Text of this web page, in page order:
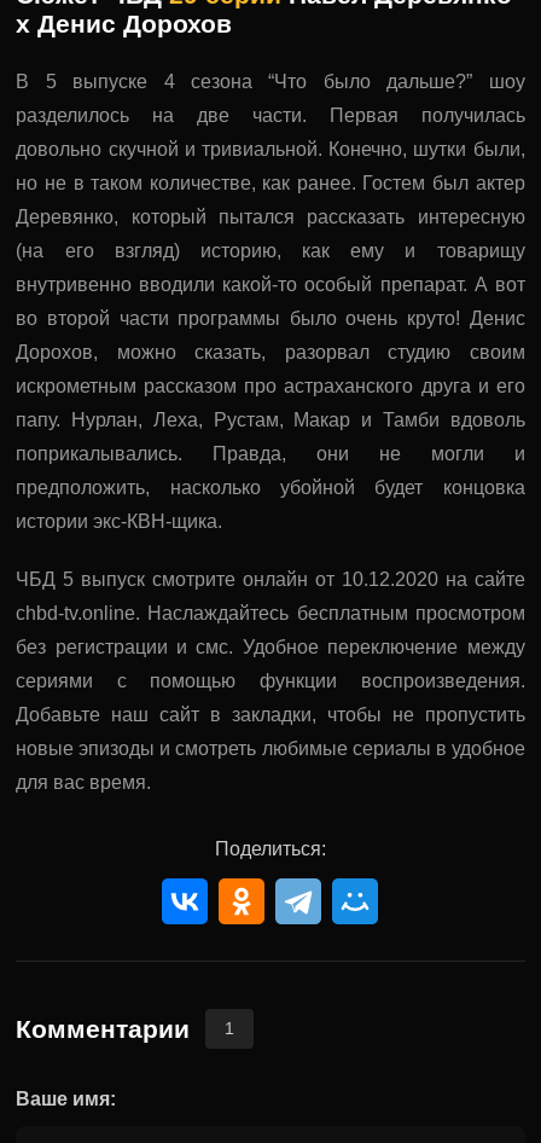
x Денис Дорохов
В 5 выпуске 4 сезона “Что было дальше?” шоу
разделилось на две части. Первая получилась
довольно скучной и тривиальной. Конечно, шутки были,
но не в таком количестве, как ранее. Гостем был актер
Деревянко, который пытался рассказать интересную
(на его взгляд) историю, как ему и товарищу
внутривенно вводили какой-то особый препарат. А вот
во второй части программы было очень круто! Денис
Дорохов, можно сказать, разорвал студию своим
искрометным рассказом про астраханского друга и его
папу. Нурлан, Леха, Рустам, Макар и Тамби вдоволь
поприкалывались. Правда, они не могли и
предположить, насколько убойной будет концовка
истории экс-КВН-щика.
ЧБД 5 выпуск смотрите онлайн от 10.12.2020 на сайте
chbd-tv.online. Наслаждайтесь бесплатным просмотром
без регистрации и смс. Удобное переключение между
сериями с помощью функции воспроизведения.
Добавьте наш сайт в закладки, чтобы не пропустить
новые эпизоды и смотреть любимые сериалы в удобное
для вас время.
Поделиться:
Комментарии 1
Ваше имя: